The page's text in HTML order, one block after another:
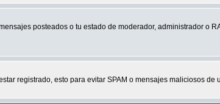
posteados o tu estado de moderador, administrador o
registrado, esto para evitar SPAM o mensajes maliciosos de